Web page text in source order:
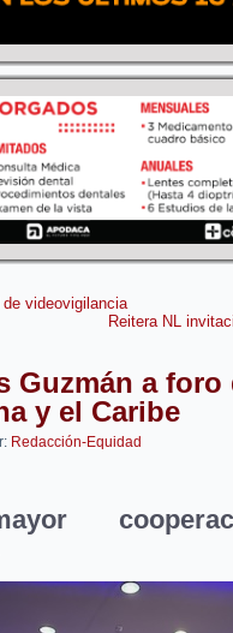
videovigilancia
Reitera NL
Guzmán a foro
y el Caribe
Redacción-Equidad